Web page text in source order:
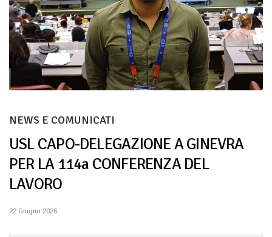
NEWS E COMUNICATI
USL CAPO-DELEGAZIONE A GINEVRA
PER LA 114a CONFERENZA DEL
LAVORO
22 Giugno 2026